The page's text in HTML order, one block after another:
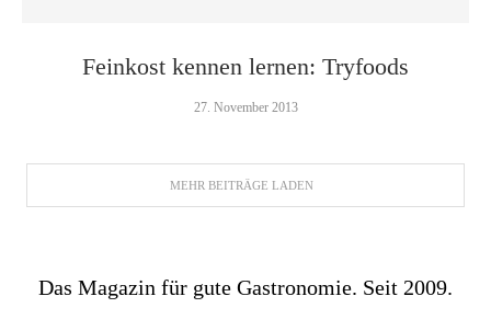
Feinkost kennen lernen: Tryfoods
27. November 2013
MEHR BEITRÄGE LADEN
Das Magazin für gute Gastronomie. Seit 2009.